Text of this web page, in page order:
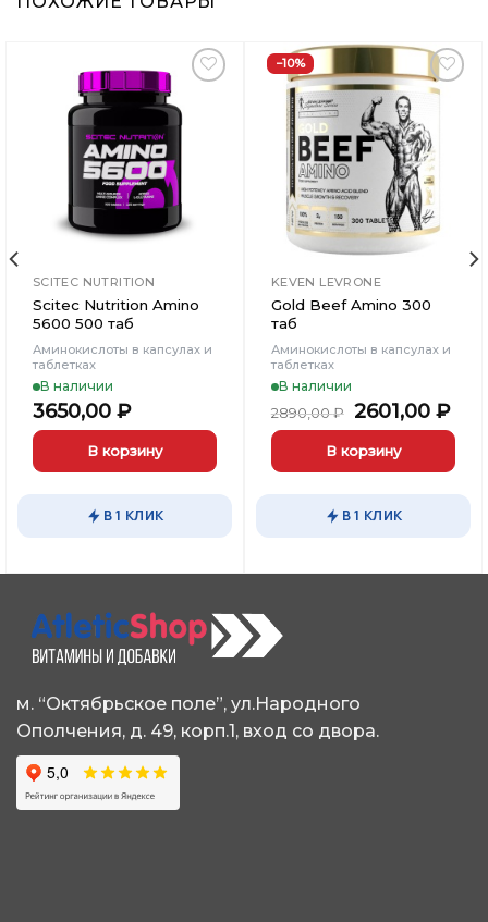
Добавить
Вишлист
SCITEC NUTRITION
Scitec Nutrition Amino
5600 500 таб
Аминокислоты в капсулах и
таблетках
В наличии
3650,00 ₽
В корзину
В 1 КЛИК
−10%
Добавить
в
Вишлист
KEVEN LEVRONE
Gold Beef Amino 300
таб
Аминокислоты в капсулах и
таблетках
В наличии
2890,00₽
цена
составляла
2890,00 ₽.
2601,00 ₽
В корзину
В 1 КЛИК
м. “Октябрьское поле”, ул.Народного
Ополчения, д. 49, корп.1, вход со двора.